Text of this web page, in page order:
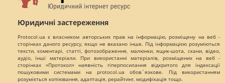
Юридичні застереження
Protocol.ua є власником авторських прав на інформацію, розміщену на веб -
сторінках даного ресурсу, якщо не вказано інше. Під інформацією розуміються
тексти, коментарі, статті, фотозображення, малюнки, ящик-шота, скани, відео,
аудіо, інші матеріали. При використанні матеріалів, розміщених на веб -
сторінках «Протокол» наявність гіперпосилання відкритого для індексації
пошуковими системами на protocol.ua обов`язкове. Під використанням
розуміється копіювання, адаптація, рерайтинг, модифікація тощо.